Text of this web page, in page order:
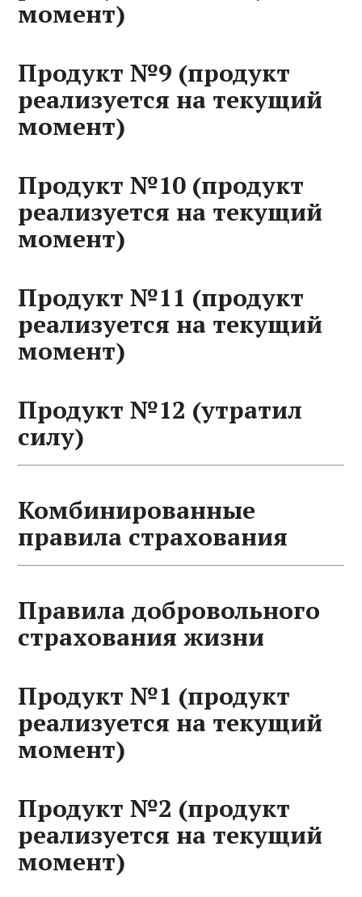
момент)
Продукт №9 (продукт
реализуется на текущий
момент)
Продукт №10 (продукт
реализуется на текущий
момент)
Продукт №11 (продукт
реализуется на текущий
момент)
Продукт №12 (утратил
силу)
Комбинированные
правила страхования
Правила добровольного
страхования жизни
Продукт №1 (продукт
реализуется на текущий
момент)
Продукт №2 (продукт
реализуется на текущий
момент)